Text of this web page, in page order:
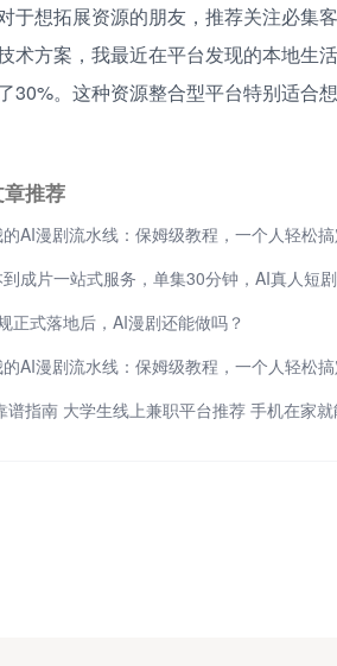
于想拓展资源的朋友，推荐关注必集
术方案，我最近在平台发现的本地生
30%。这种资源整合型平台特别适合
推荐
正式落地后，AI漫剧还能做吗？